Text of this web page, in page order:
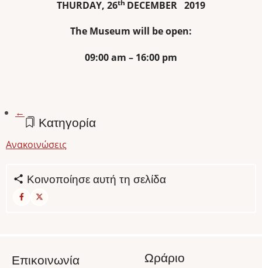
THURDAY, 26th DECEMBER 2019
The Museum will be open:
09:00 am – 16:00 pm
←
Κατηγορία
Ανακοινώσεις
Κοινοποίησε αυτή τη σελίδα
Επικοινωνία
Ωράριο